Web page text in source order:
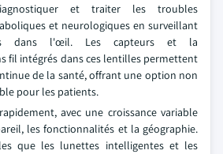
et traiter les troubles
et neurologiques en surveillant
dans l'œil. Les capteurs et la
fil intégrés dans ces lentilles permettent
de la santé, offrant une option non
pour les patients.
avec une croissance variable
les fonctionnalités et la géographie.
que les lunettes intelligentes et les